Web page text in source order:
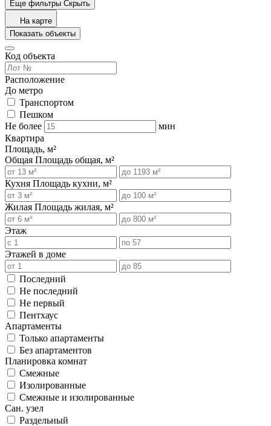
Еще фильтры Скрыть
На карте
Показать объекты
Код объекта
Расположение
До метро
Транспортом
Пешком
Не более
мин
Квартира
Площадь, м²
Общая Площадь общая, м²
Кухня Площадь кухни, м²
Жилая Площадь жилая, м²
Этаж
Этажей в доме
Последний
Не последний
Не первый
Пентхаус
Апартаменты
Только апартаменты
Без апартаментов
Планировка комнат
Смежные
Изолированные
Смежные и изолированные
Сан. узел
Раздельный